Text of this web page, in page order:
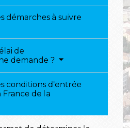
démarches à suivre
de
demande ?
conditions d'entrée
de la